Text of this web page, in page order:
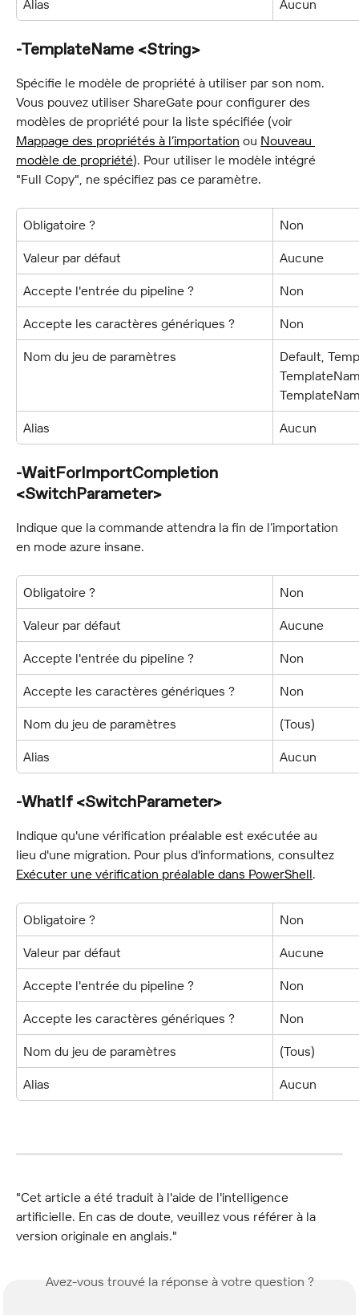
Alias Aucun
-TemplateName <String>
Spécifie le modèle de propriété à utiliser par son nom.
Vous pouvez utiliser ShareGate pour configurer des
modèles de propriété pour la liste spécifiée (voir
Mappage des propriétés à l’importation ou Nouveau
modèle de propriété). Pour utiliser le modèle intégré
"Full Copy", ne spécifiez pas ce paramètre.
Obligatoire ? Non
Valeur par défaut Aucune
Accepte l'entrée du pipeline ? Non
Accepte les caractères génériques ? Non
Nom du jeu de paramètres
Default,
Alias Aucun
-WaitForImportCompletion
<SwitchParameter>
Indique que la commande attendra la fin de l’importation
en mode azure insane.
Obligatoire ? Non
Valeur par défaut Aucune
Accepte l'entrée du pipeline ? Non
Accepte les caractères génériques ? Non
Nom du jeu de paramètres (Tous)
Alias Aucun
-WhatIf <SwitchParameter>
Indique qu'une vérification préalable est exécutée au
lieu d'une migration. Pour plus d'informations, consultez
Exécuter une vérification préalable dans PowerShell.
Obligatoire ? Non
Valeur par défaut Aucune
Accepte l'entrée du pipeline ? Non
Accepte les caractères génériques ? Non
Nom du jeu de paramètres (Tous)
Alias Aucun
"Cet article a été traduit à l'aide de l'intelligence
artificielle. En cas de doute, veuillez vous référer à la
version originale en anglais."
Avez-vous trouvé la réponse à votre question ?